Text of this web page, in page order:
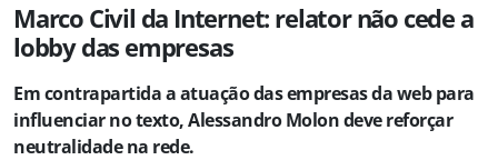
Marco Civil da Internet: relator não cede a
lobby das empresas
Em contrapartida a atuação das empresas da web para
influenciar no texto, Alessandro Molon deve reforçar
neutralidade na rede.